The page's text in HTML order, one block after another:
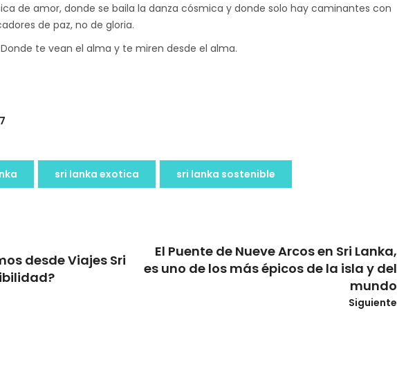
de amor, donde se baila la danza cósmica y donde solo hay caminantes con
de paz, no de gloria.
te vean el alma y te miren desde el alma.
sri lanka exotica sri lanka sostenible
desde Viajes Sri
El Puente de Nueve Arcos en Sri Lanka,
es uno de los más épicos de la isla y del
mundo
Siguiente